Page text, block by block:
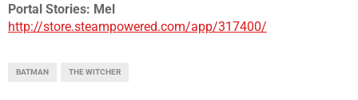
Portal Stories: Mel
http://store.steampowered.com/app/317400/
BATMAN THE WITCHER